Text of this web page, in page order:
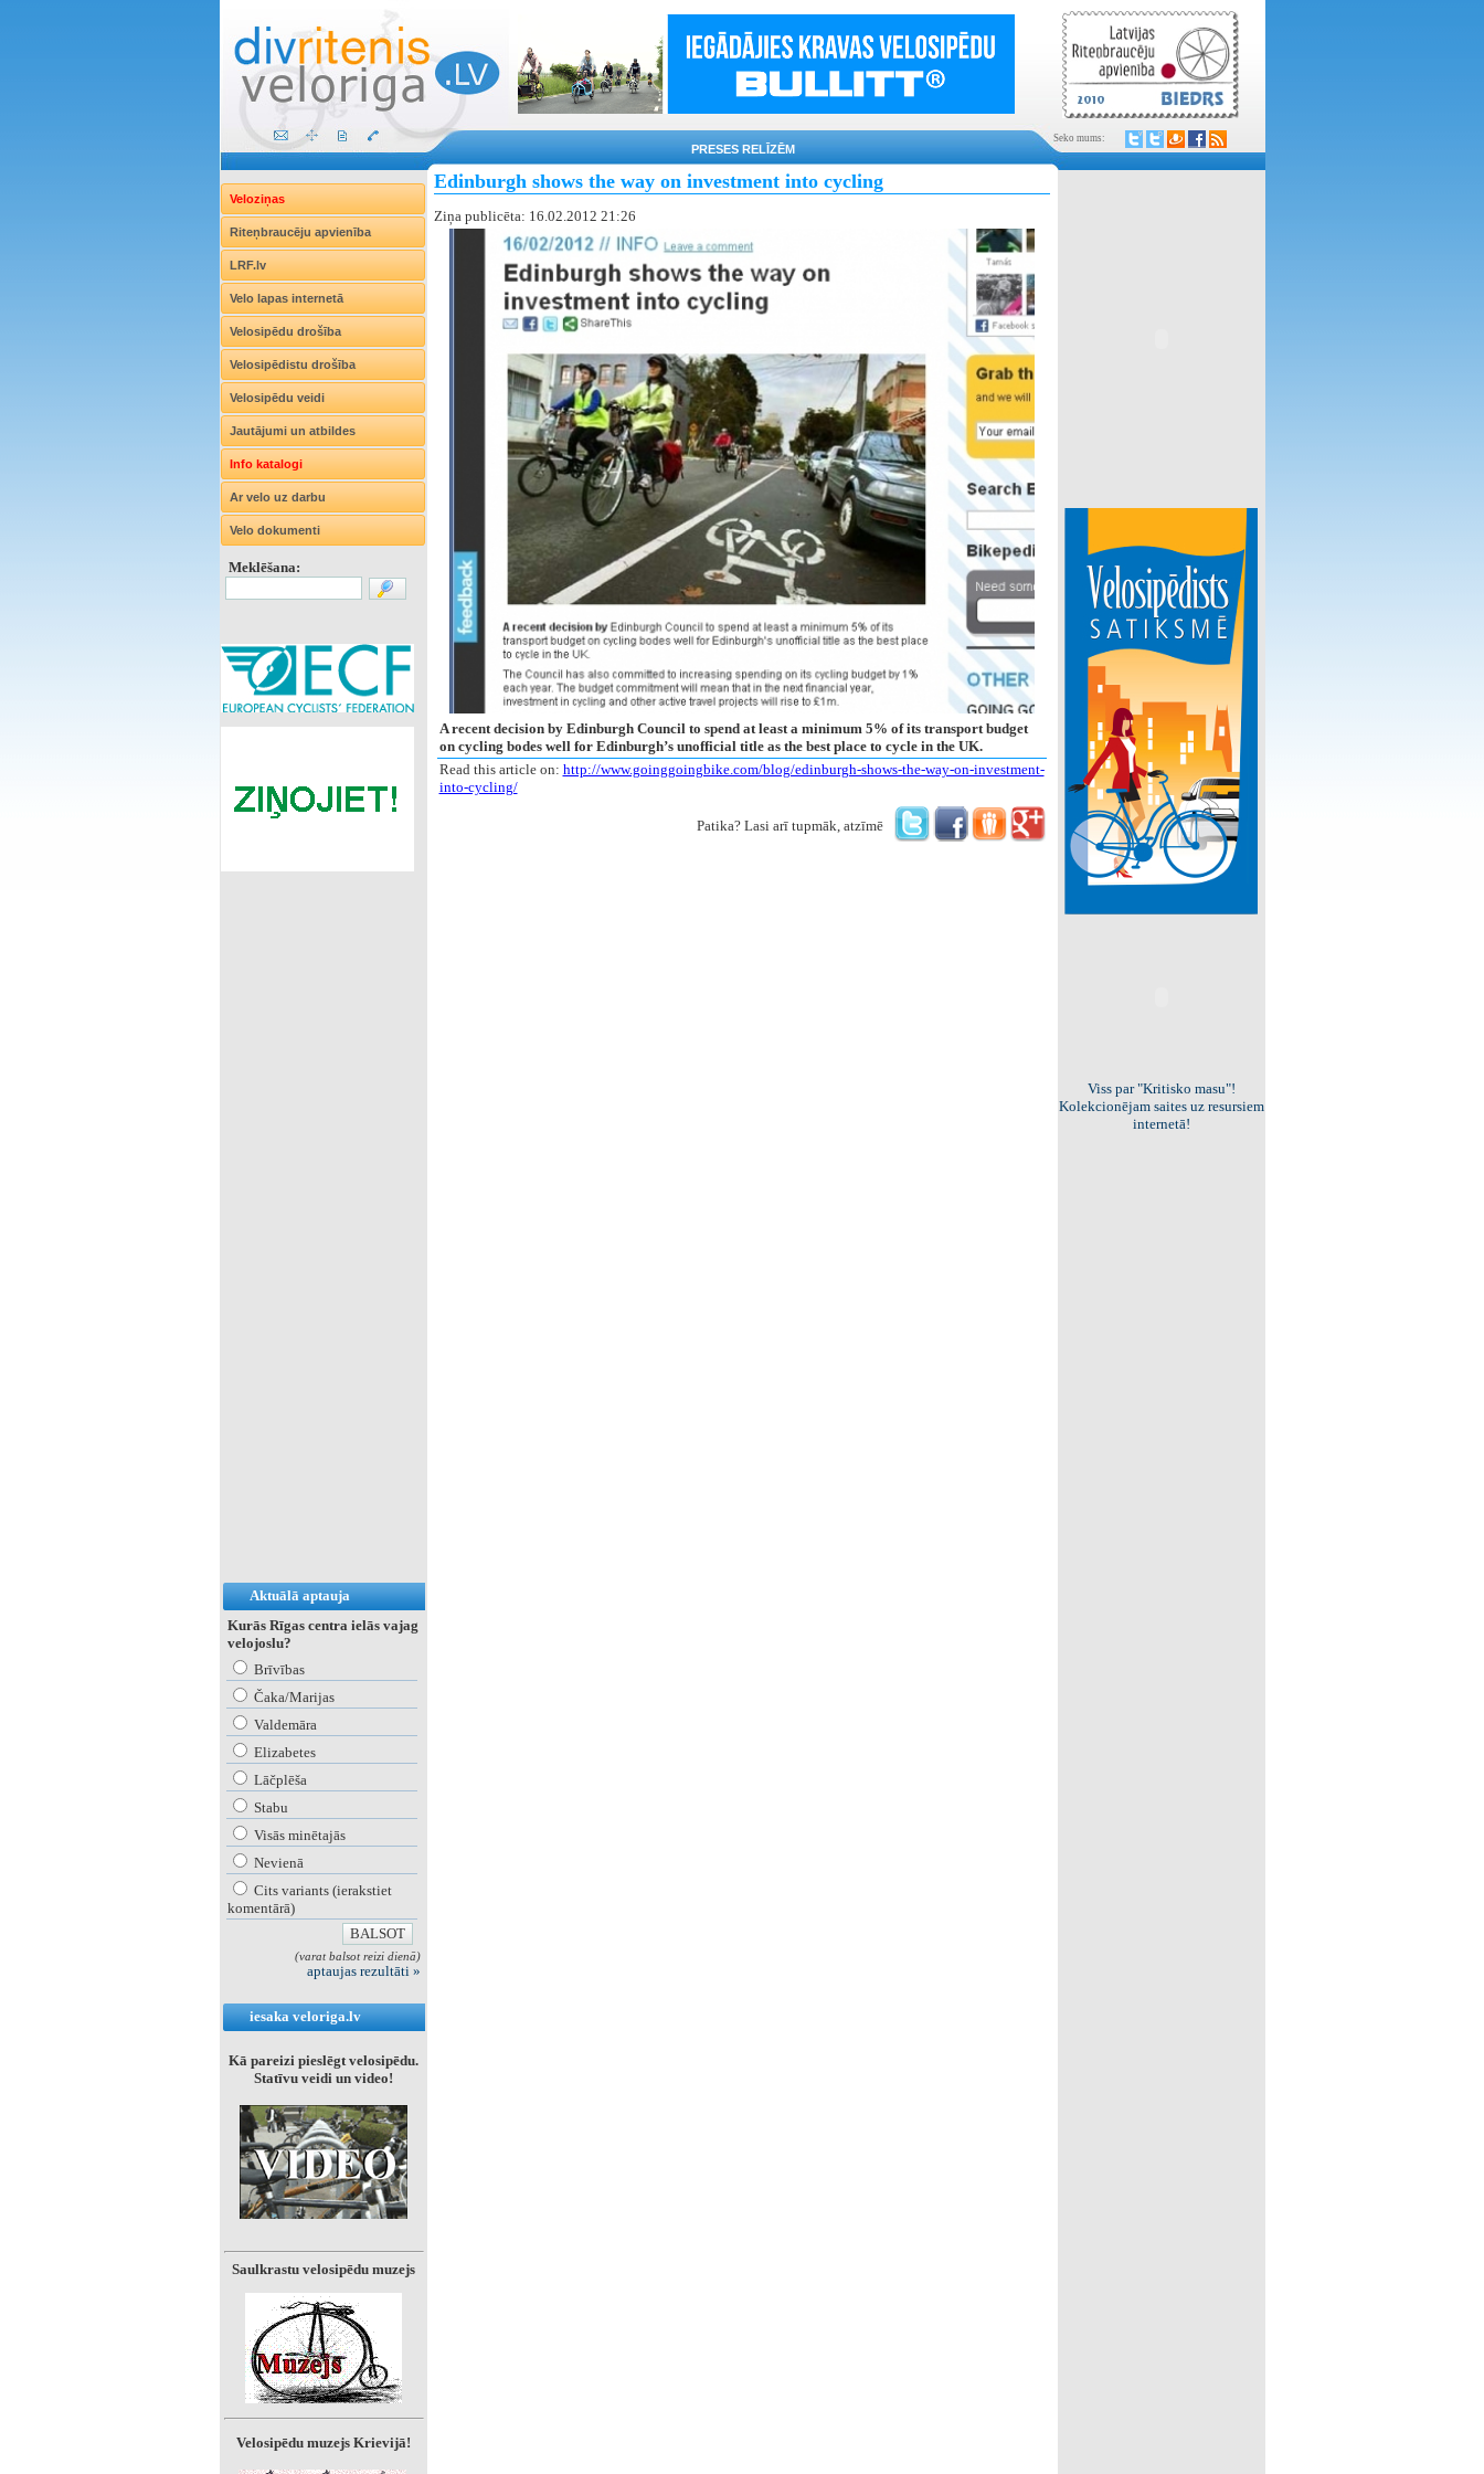
PRESES RELĪZĒM
Seko mums:
Veloziņas
Riteņbraucēju apvienība
LRF.lv
Velo lapas internetā
Velosipēdu drošība
Velosipēdistu drošība
Velosipēdu veidi
Jautājumi un atbildes
Info katalogi
Ar velo uz darbu
Velo dokumenti
Meklēšana:
Aktuālā aptauja
Kurās Rīgas centra ielās vajag
velojoslu?
Brīvības
Čaka/Marijas
Valdemāra
Elizabetes
Lāčplēša
Stabu
Visās minētajās
Nevienā
Cits variants (ierakstiet
komentārā)
(varat balsot reizi dienā)
aptaujas rezultāti »
iesaka veloriga.lv
Kā pareizi pieslēgt velosipēdu.
Statīvu veidi un video!
Saulkrastu velosipēdu muzejs
Velosipēdu muzejs Krievijā!
Edinburgh shows the way on investment into cycling
Ziņa publicēta: 16.02.2012 21:26
A recent decision by Edinburgh Council to spend at least a minimum 5% of its transport budget
on cycling bodes well for Edinburgh’s unofficial title as the best place to cycle in the UK.
Read this article on: http://www.goinggoingbike.com/blog/edinburgh-shows-the-way-on-investment-
into-cycling/
Patika? Lasi arī tupmāk, atzīmē
Viss par "Kritisko masu"!
Kolekcionējam saites uz resursiem
internetā!